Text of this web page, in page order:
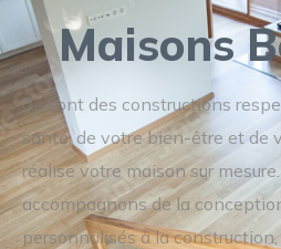
Maisons
Ce sont des constructions
santé, de votre bien-être et de
réalise votre maison sur
accompagnons de la
personnalisés à la